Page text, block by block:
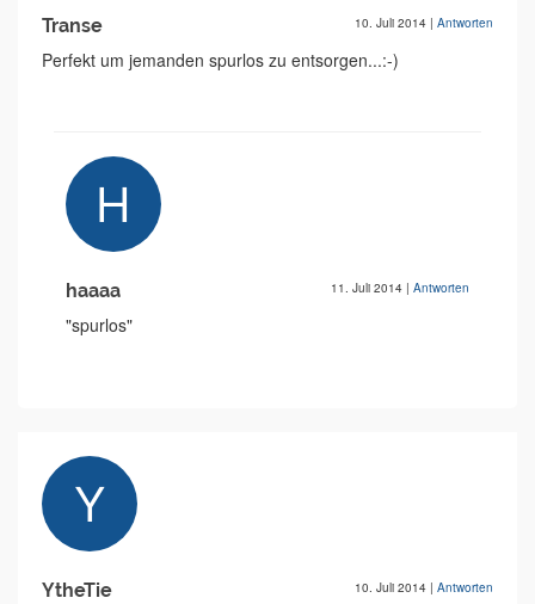
Transe 10. Juli 2014 | Antworten
Perfekt um jemanden spurlos zu entsorgen...:-)
haaaa 11. Juli 2014 | Antworten
"spurlos"
YtheTie 10. Juli 2014 | Antworten